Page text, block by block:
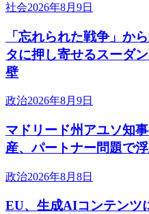
社会2026年8月9日
「忘れられた戦争」か
タに押し寄せるスーダ
壁
政治2026年8月9日
マドリード州アユソ知
産、パートナー問題で
政治2026年8月8日
EU、生成AIコンテンツ